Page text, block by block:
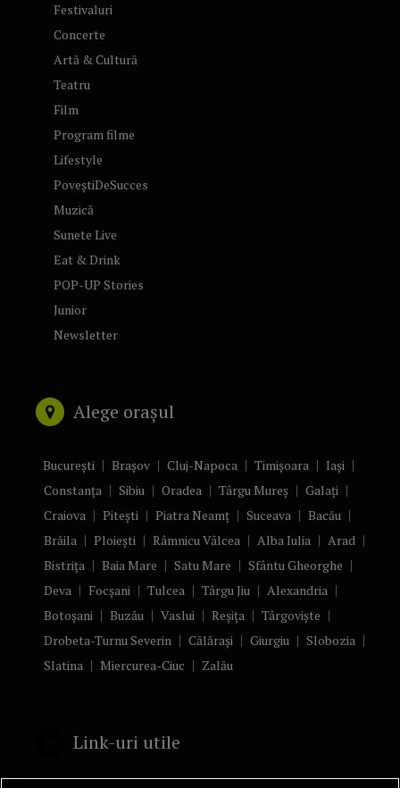
Festivaluri
Concerte
Artă & Cultură
Teatru
Film
Program filme
Lifestyle
PoveștiDeSucces
Muzică
Sunete Live
Eat & Drink
POP-UP Stories
Junior
Newsletter
Alege orașul
București Brașov Cluj-Napoca Timișoara
Iași
Constanța
Sibiu Oradea Târgu Mureș
Galați
Craiova
Pitești Piatra Neamț Suceava
Bacău
Brăila
Ploiești Râmnicu Vâlcea Alba Iulia
Arad
Bistrița
Baia Mare Satu Mare
Sfântu Gheorghe
Deva
Focșani Tulcea Târgu Jiu
Alexandria
Botoșani
Buzău Vaslui Reșița
Târgoviște
Drobeta-Turnu Severin
Călărași Giurgiu
Slobozia
Slatina
Miercurea-Ciuc Zalău
Link-uri utile